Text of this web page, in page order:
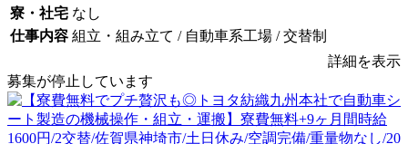
寮・社宅 なし
仕事内容 組立・組み立て / 自動車系工場 / 交替制
詳細を表示
募集が停止しています